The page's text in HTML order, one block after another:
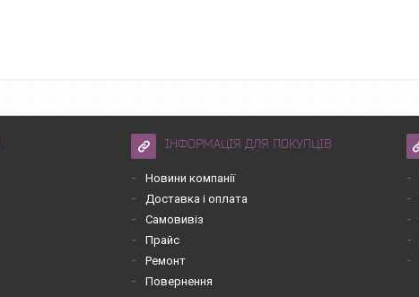
ІНФОРМАЦІЯ ДЛЯ ПОКУПЦІВ
Новини компанії
Доставка і оплата
Самовивіз
Прайс
Ремонт
Повернення